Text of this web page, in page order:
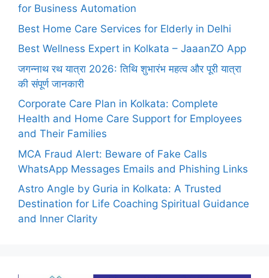
for Business Automation
Best Home Care Services for Elderly in Delhi
Best Wellness Expert in Kolkata – JaaanZO App
जगन्नाथ रथ यात्रा 2026: तिथि शुभारंभ महत्व और पूरी यात्रा
की संपूर्ण जानकारी
Corporate Care Plan in Kolkata: Complete
Health and Home Care Support for Employees
and Their Families
MCA Fraud Alert: Beware of Fake Calls
WhatsApp Messages Emails and Phishing Links
Astro Angle by Guria in Kolkata: A Trusted
Destination for Life Coaching Spiritual Guidance
and Inner Clarity